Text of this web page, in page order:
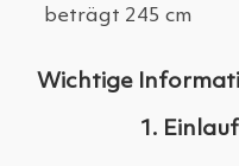
beträgt 245 cm
Wichtige
1.